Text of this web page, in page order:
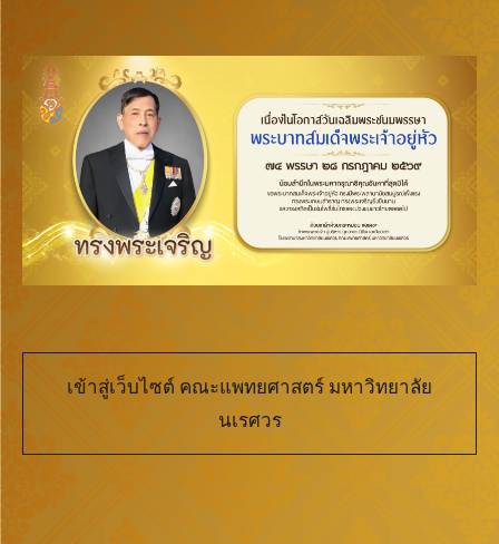
เข้าสู่เว็บไซต์ คณะแพทยศาสตร์ มหาวิทยาลัย
นเรศวร